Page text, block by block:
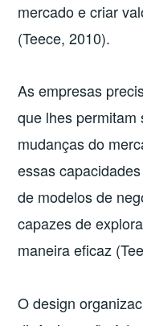
mercado e criar
(Teece, 2010).
As empresas
que lhes
mudanças do
essas
de modelos de
capazes de
maneira eficaz
O design